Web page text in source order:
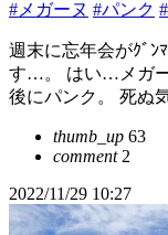
#メガーヌ #パンク
週末に忘年会がｸﾞﾝ
す…。 はい…メガ
後にパンク。 死ぬ
thumb_up 63
comment2
2022/11/29 10:27